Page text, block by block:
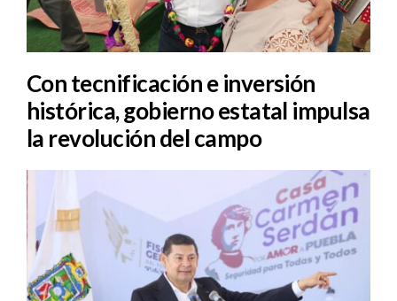
Con tecnificación e inversión
histórica, gobierno estatal impulsa
la revolución del campo